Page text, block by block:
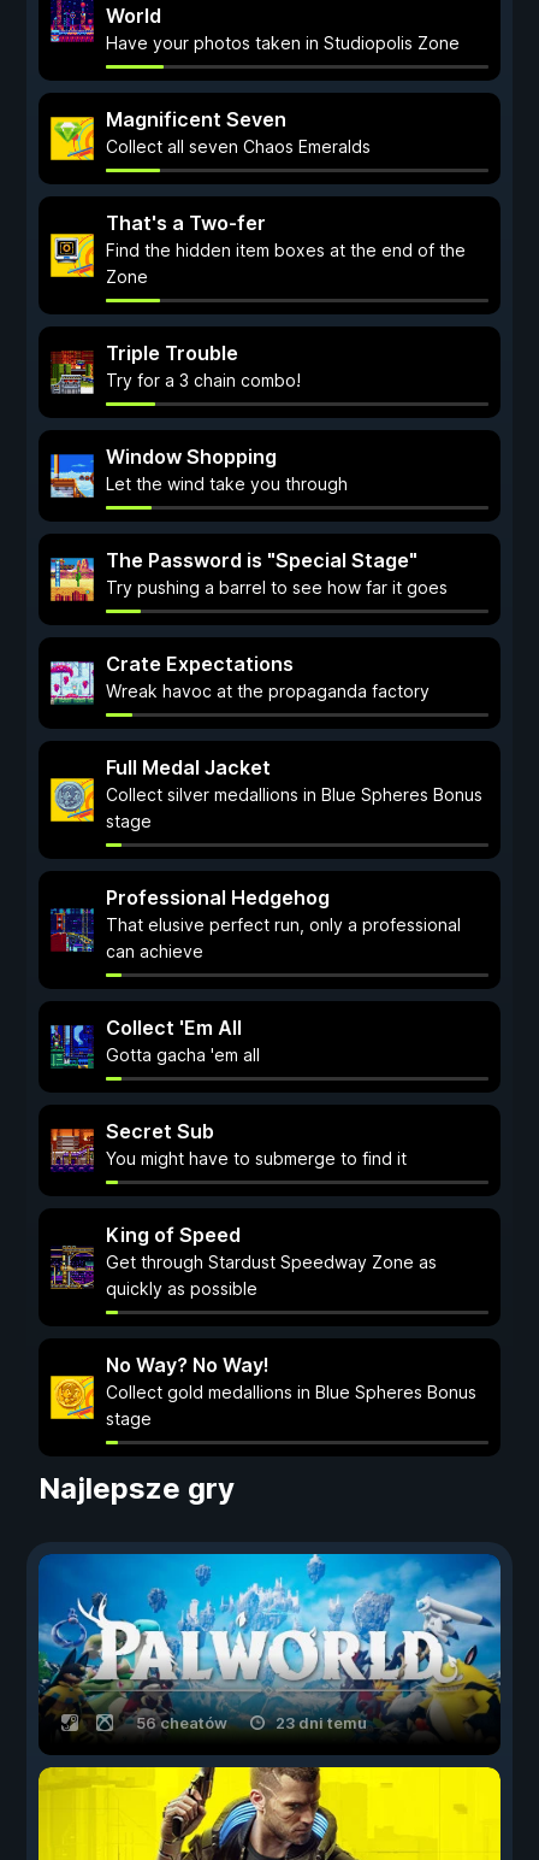
World
Have your photos taken in Studiopolis Zone
Magnificent Seven
Collect all seven Chaos Emeralds
That's a Two-fer
Find the hidden item boxes at the end of the
Zone
Triple Trouble
Try for a 3 chain combo!
Window Shopping
Let the wind take you through
The Password is "Special Stage"
Try pushing a barrel to see how far it goes
Crate Expectations
Wreak havoc at the propaganda factory
Full Medal Jacket
Collect silver medallions in Blue Spheres Bonus
stage
Professional Hedgehog
That elusive perfect run, only a professional
can achieve
Collect 'Em All
Gotta gacha 'em all
Secret Sub
You might have to submerge to find it
King of Speed
Get through Stardust Speedway Zone as
quickly as possible
No Way? No Way!
Collect gold medallions in Blue Spheres Bonus
stage
Najlepsze gry
56 cheatów 23 dni temu